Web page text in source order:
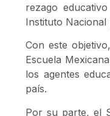
rezago
Instituto Nacional
Con este
Escuela
los agentes
país.
Por su parte, el